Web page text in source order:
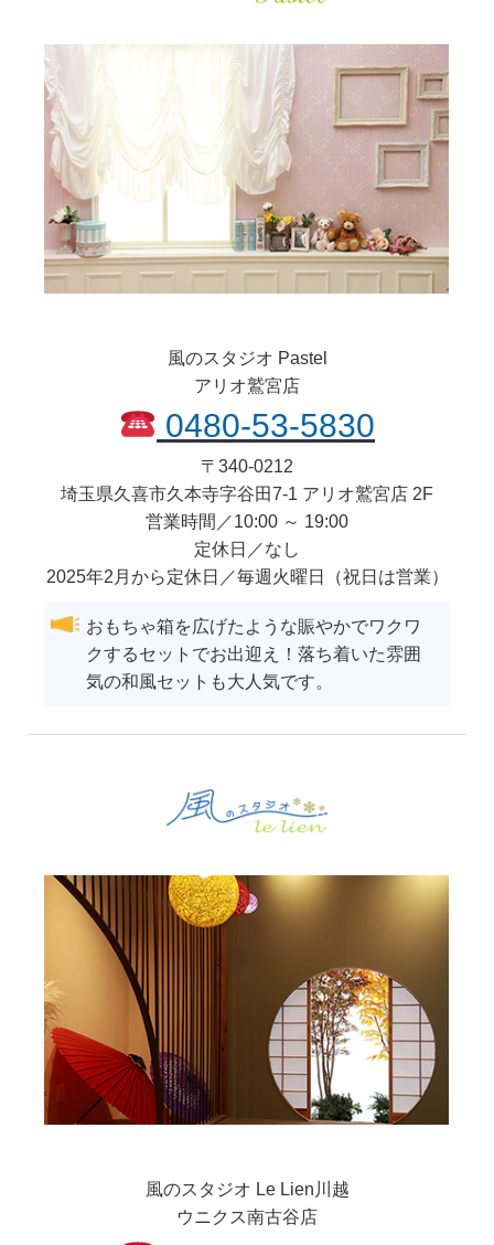
風のスタジオ Pastel
アリオ鷲宮店
0480-53-5830
〒 340-0212
埼玉県久喜市久本寺字谷田7-1 アリオ鷲宮店 2F
営業時間／10:00 ～ 19:00
定休日／なし
2025年2月から定休日／毎週火曜日（祝日は営業）
おもちゃ箱を広げたような賑やかでワクワ
クするセットでお出迎え！落ち着いた雰囲
気の和風セットも大人気です。
風のスタジオ Le Lien川越
ウニクス南古谷店